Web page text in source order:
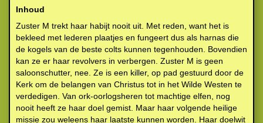
Inhoud
Zuster M trekt haar habijt nooit uit. Met reden, want het is
bekleed met lederen plaatjes en fungeert dus als harnas die
de kogels van de beste colts kunnen tegenhouden. Bovendien
kan ze er haar revolvers in verbergen. Zuster M is geen
saloonschutter, nee. Ze is een killer, op pad gestuurd door de
Kerk om de belangen van Christus tot in het Wilde Westen te
verdedigen. Van ork-oorlogsheren tot machtige elfen, nog
nooit heeft ze haar doel gemist. Maar haar volgende heilige
missie zou weleens haar laatste kunnen worden. Haar doelwit